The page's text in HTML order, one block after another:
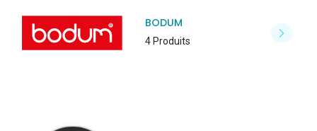
BODUM
4 Produits